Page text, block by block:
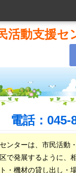
活動支援セ
電話：045-
ンターは、市民活動
で発展するように、
・機材の貸し出し・